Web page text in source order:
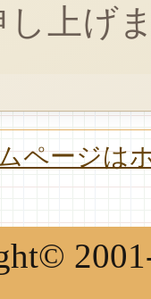
上げま
ページは